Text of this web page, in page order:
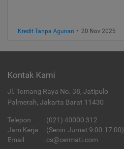
Kredit Tanpa Agunan • 20 Nov 2025
Kontak Kami
Jl. Tomang Raya No. 38, Jatipulo
Palmerah, Jakarta Barat 11430
Telepon : (021) 40000 312
Jam Kerja
: (Senin-Jumat 9:00-17:00)
Email
: cs@cermati.com